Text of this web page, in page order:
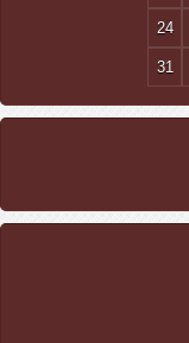
24
31